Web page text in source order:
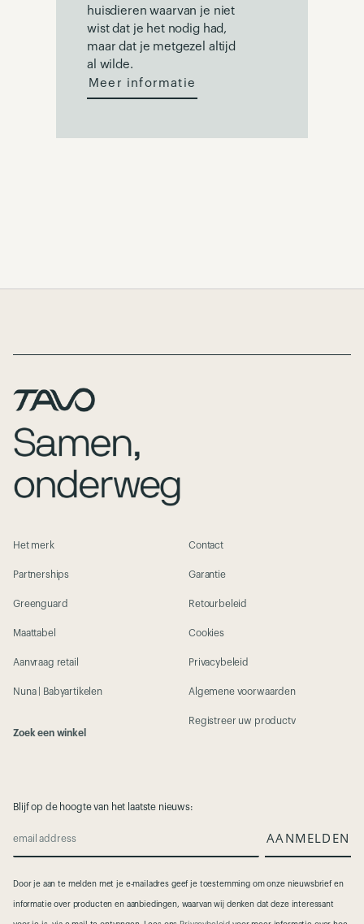
huisdieren waarvan je niet
wist dat je het nodig had,
maar dat je metgezel altijd
al wilde.
Meer informatie
Het merk
Partnerships
Greenguard
Maattabel
Aanvraag retail
Nuna | Babyartikelen
Zoek een winkel
Contact
Garantie
Retourbeleid
Cookies
Privacybeleid
Algemene voorwaarden
Registreer uw productv
Blijf op de hoogte van het laatste nieuws:
email address AANMELDEN
Door je aan te melden met je e-mailadres geef je toestemming om onze nieuwsbrief en
informatie over producten en aanbiedingen, waarvan wij denken dat deze interessant